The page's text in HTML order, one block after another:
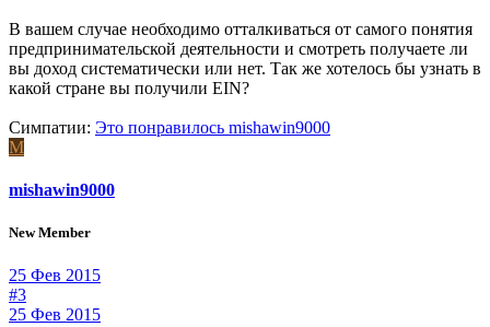
В вашем случае необходимо отталкиваться от самого понятия
предпринимательской деятельности и смотреть получаете ли
вы доход систематически или нет. Так же хотелось бы узнать в
какой стране вы получили EIN?
Симпатии: Это понравилось mishawin9000
M
mishawin9000
New Member
25 Фев 2015
#3
25 Фев 2015